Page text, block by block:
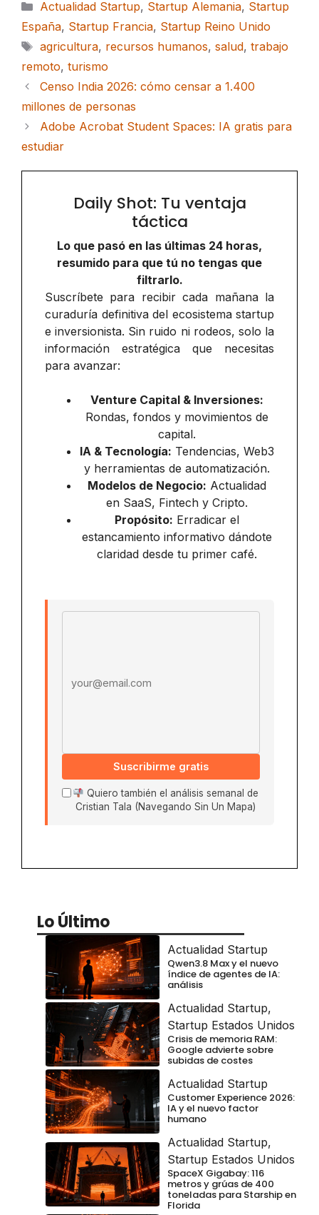
Categorías
Actualidad Startup, Startup Alemania, Startup
España, Startup Francia, Startup Reino Unido
Etiquetas
agricultura, recursos humanos, salud, trabajo
remoto, turismo
Censo India 2026: cómo censar a 1.400
millones de personas
Adobe Acrobat Student Spaces: IA gratis para
estudiar
Daily Shot: Tu ventaja
táctica
Lo que pasó en las últimas 24 horas,
resumido para que tú no tengas que
filtrarlo.
Suscríbete para recibir cada mañana la
curaduría definitiva del ecosistema startup
e inversionista. Sin ruido ni rodeos, solo la
información estratégica que necesitas
para avanzar:
Venture Capital & Inversiones:
Rondas, fondos y movimientos de
capital.
IA & Tecnología: Tendencias, Web3
y herramientas de automatización.
Modelos de Negocio: Actualidad
en SaaS, Fintech y Cripto.
Propósito: Erradicar el
estancamiento informativo dándote
claridad desde tu primer café.
Suscribirme gratis
Quiero también el análisis semanal de
Cristian Tala (Navegando Sin Un Mapa)
Lo Último
Actualidad Startup
Qwen3.8 Max y el nuevo
índice de agentes de IA:
análisis
Actualidad Startup,
Startup Estados Unidos
Crisis de memoria RAM:
Google advierte sobre
subidas de costes
Actualidad Startup
Customer Experience 2026:
IA y el nuevo factor
humano
Actualidad Startup,
Startup Estados Unidos
SpaceX Gigabay: 116
metros y grúas de 400
toneladas para Starship en
Florida